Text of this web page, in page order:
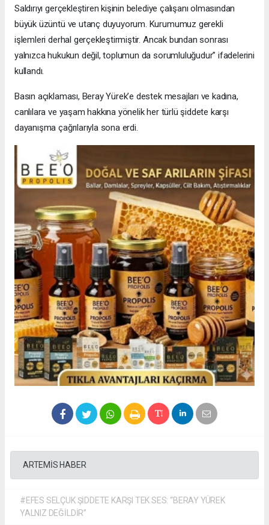
Saldırıyı gerçekleştiren kişinin belediye çalışanı olmasından
büyük üzüntü ve utanç duyuyorum. Kurumumuz gerekli
işlemleri derhal gerçekleştirmiştir. Ancak bundan sonrası
yalnızca hukukun değil, toplumun da sorumluluğudur” ifadelerini
kullandı.
Basın açıklaması, Beray Yürek’e destek mesajları ve kadına,
canlılara ve yaşam hakkına yönelik her türlü şiddete karşı
dayanışma çağrılarıyla sona erdi.
ARTEMİS HABER
#EFES SELÇUK ŞİDDETE KARŞI TEK SES: “BERAY YÜREK
YALNIZ DEĞİLDİR”